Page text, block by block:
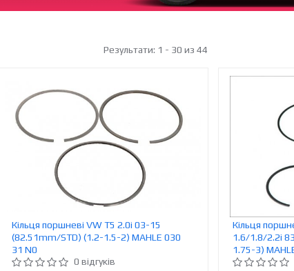
Результати: 1 - 30 из 44
Кільця поршневі VW T5 2.0i 03-15
(82.51mm/STD) (1.2-1.5-2) MAHLE 030
31 N0
0 відгуків
Кільця
1.6/1.8/2.2i
1.75-3)